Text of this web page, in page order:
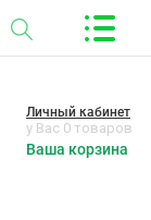
Личный кабинет
у Вас 0 товаров
Ваша корзина